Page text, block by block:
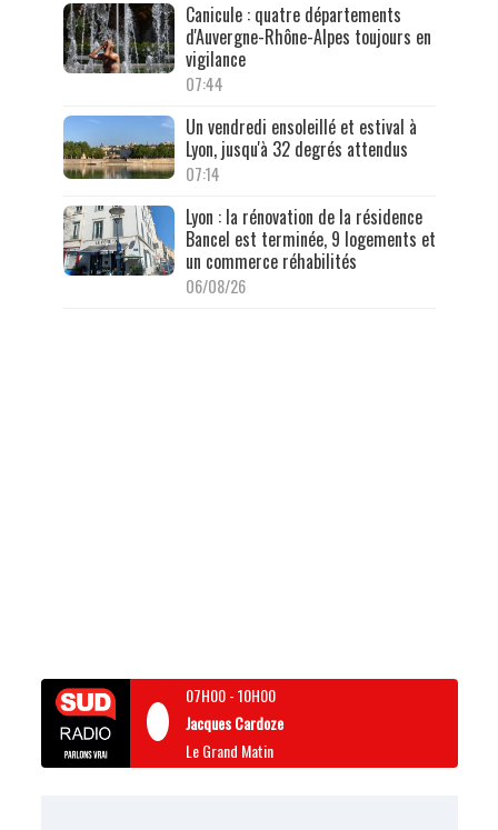
Canicule : quatre départements
d'Auvergne-Rhône-Alpes toujours en
vigilance
07:44
Un vendredi ensoleillé et estival à
Lyon, jusqu'à 32 degrés attendus
07:14
Lyon : la rénovation de la résidence
Bancel est terminée, 9 logements et
un commerce réhabilités
06/08/26
07H00-10H00
Jacques Cardoze
Le Grand Matin